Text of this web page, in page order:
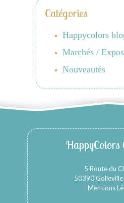
Catégories
Happycolors
Marchés /
Nouveautés
HappyColors
5 Route du
50390 Golleville
Mentions